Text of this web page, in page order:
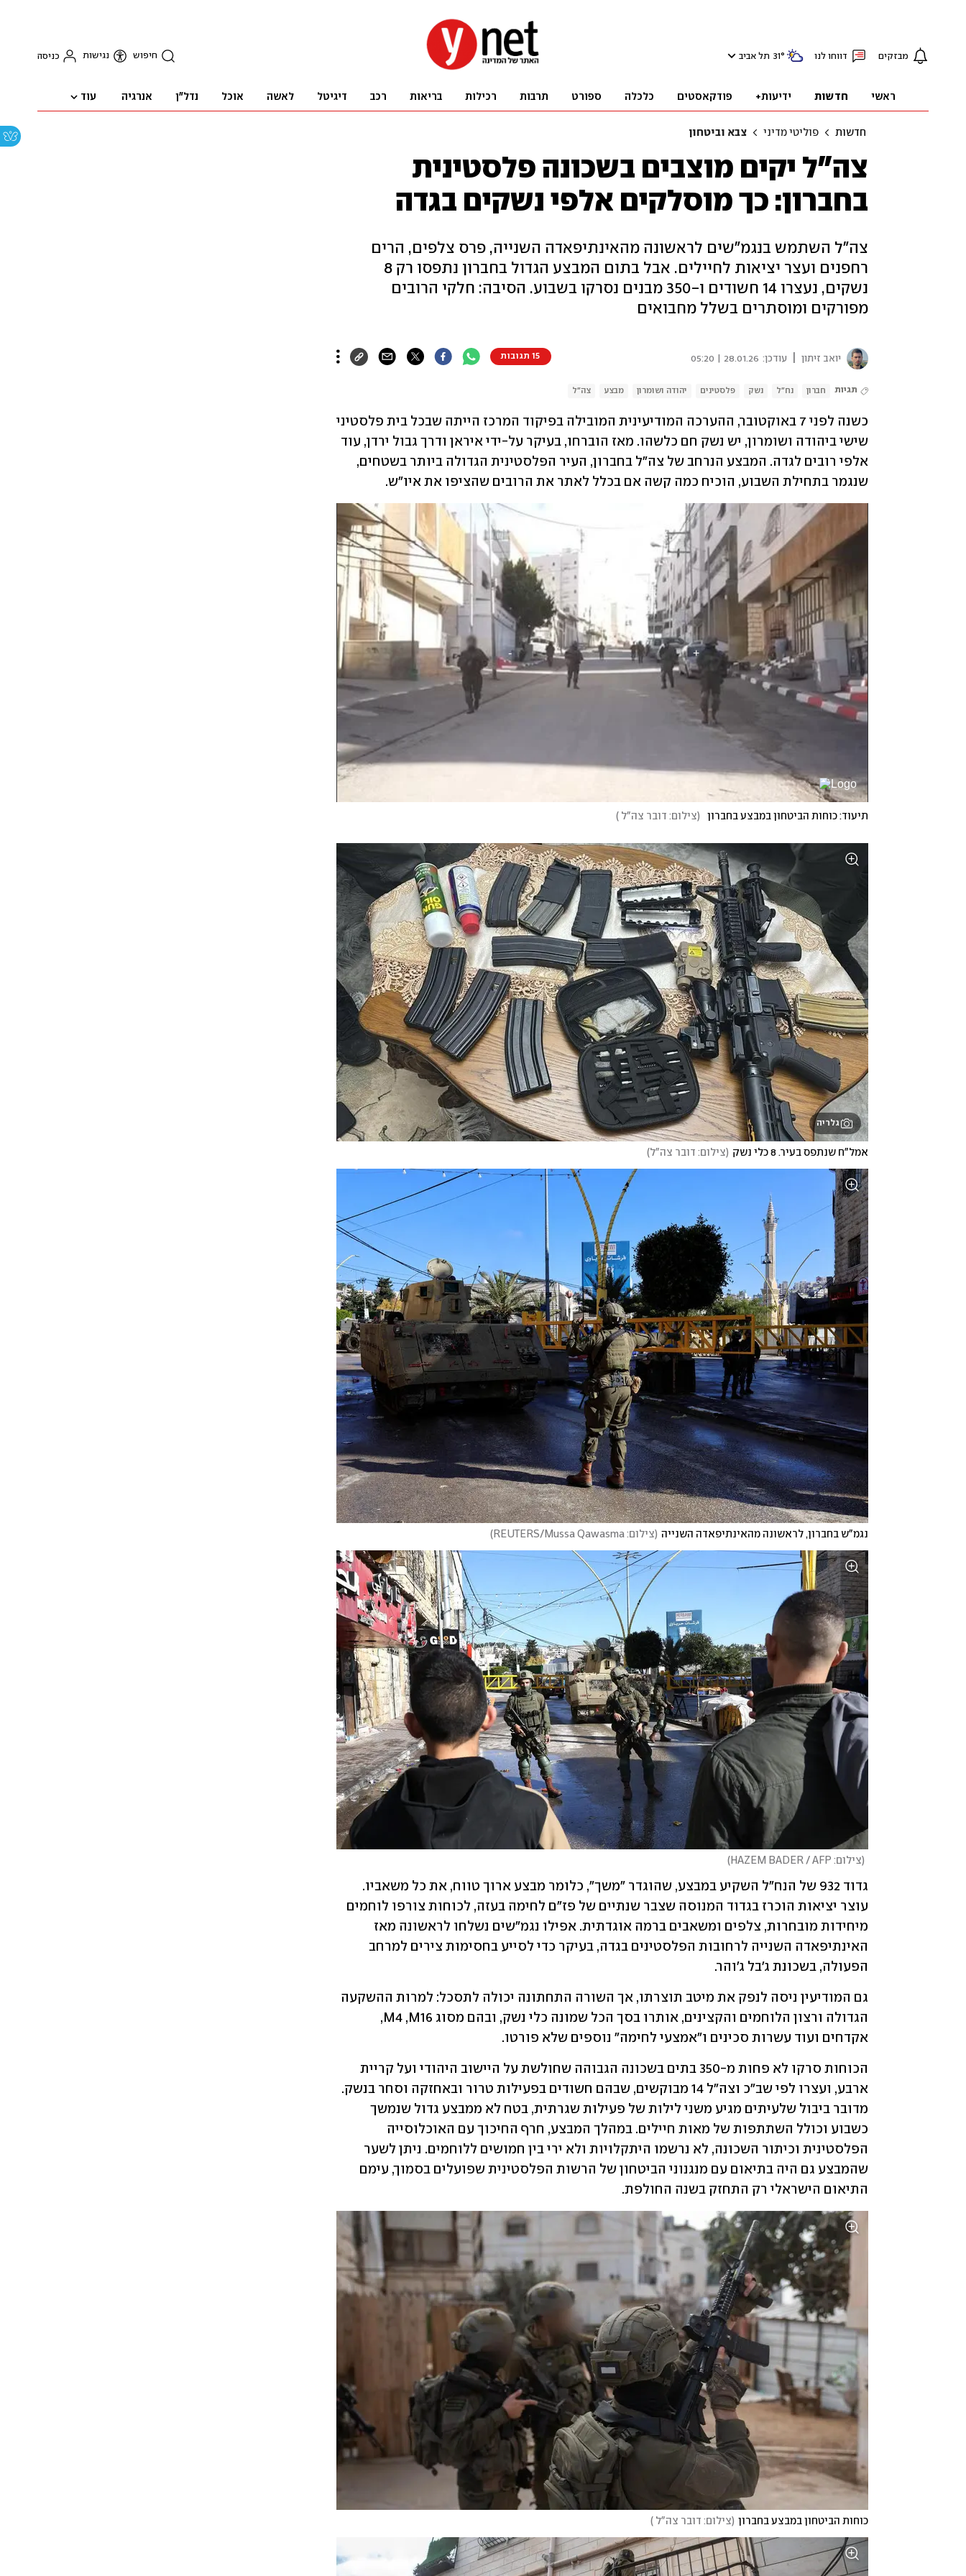
מבזקים דווחו לנו 31° תל אביב חיפוש נגישות כניסה
ראשי חדשות ידיעות+ פודקאסטים כלכלה ספורט תרבות רכילות בריאות רכב דיגיטל לאשה אוכל נדל"ן אנרגיה עוד
חדשות פוליטי מדיני צבא וביטחון
צה"ל יקים מוצבים בשכונה פלסטינית
בחברון: כך מוסלקים אלפי נשקים בגדה
צה"ל השתמש בנגמ"שים לראשונה מהאינתיפאדה השנייה, פרס צלפים, הרים
רחפנים ועצר יציאות לחיילים. אבל בתום המבצע הגדול בחברון נתפסו רק 8
נשקים, נעצרו 14 חשודים ו-350 מבנים נסרקו בשבוע. הסיבה: חלקי הרובים
מפורקים ומוסתרים בשלל מחבואים
יואב זיתון עודכן: 28.01.26 | 05:20 15 תגובות
תגיות חברון נח"ל נשק פלסטינים יהודה ושומרון מבצע צה"ל
שנגמר בתחילת השבוע, הוכיח כמה קשה אם בכלל לאתר את הרובים שהציפו את איו"ש.
תיעוד: כוחות הביטחון במבצע בחברון (צילום: דובר צה"ל )
גלריה
אמל"ח שנתפס בעיר. 8 כלי נשק (צילום: דובר צה"ל)
נגמ"ש בחברון, לראשונה מהאינתיפאדה השנייה (צילום: REUTERS/Mussa Qawasma )
(צילום: HAZEM BADER / AFP )
הפעולה, בשכונת ג'בל ג'והר.
אקדחים ועוד עשרות סכינים ו"אמצעי לחימה" נוספים שלא פורטו.
התיאום הישראלי רק התחזק בשנה החולפת.
כוחות הביטחון במבצע בחברון (צילום: דובר צה"ל )